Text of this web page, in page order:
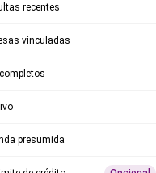
recentes
vinculadas
presumida